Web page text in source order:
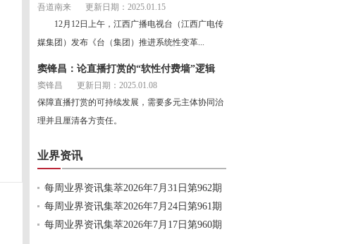
吾道南来
更新日期：2025.01.15
12月12日上午，江西广播电视台（江西广电传
媒集团）发布《台（集团）推进系统性变革...
窦锋昌：论直播打赏的“软性付费墙”逻辑
窦锋昌
更新日期：2025.01.08
保障直播打赏的可持续发展，需要多元主体协同治
理并且厘清各方责任。
业界资讯
每周业界资讯集萃2026年7月31日第962期
每周业界资讯集萃2026年7月24日第961期
每周业界资讯集萃2026年7月17日第960期